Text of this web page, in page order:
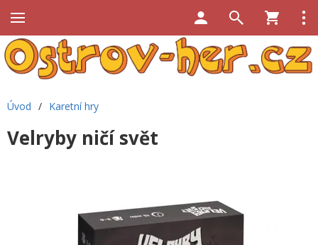
Úvod / Karetní hry
Velryby ničí svět